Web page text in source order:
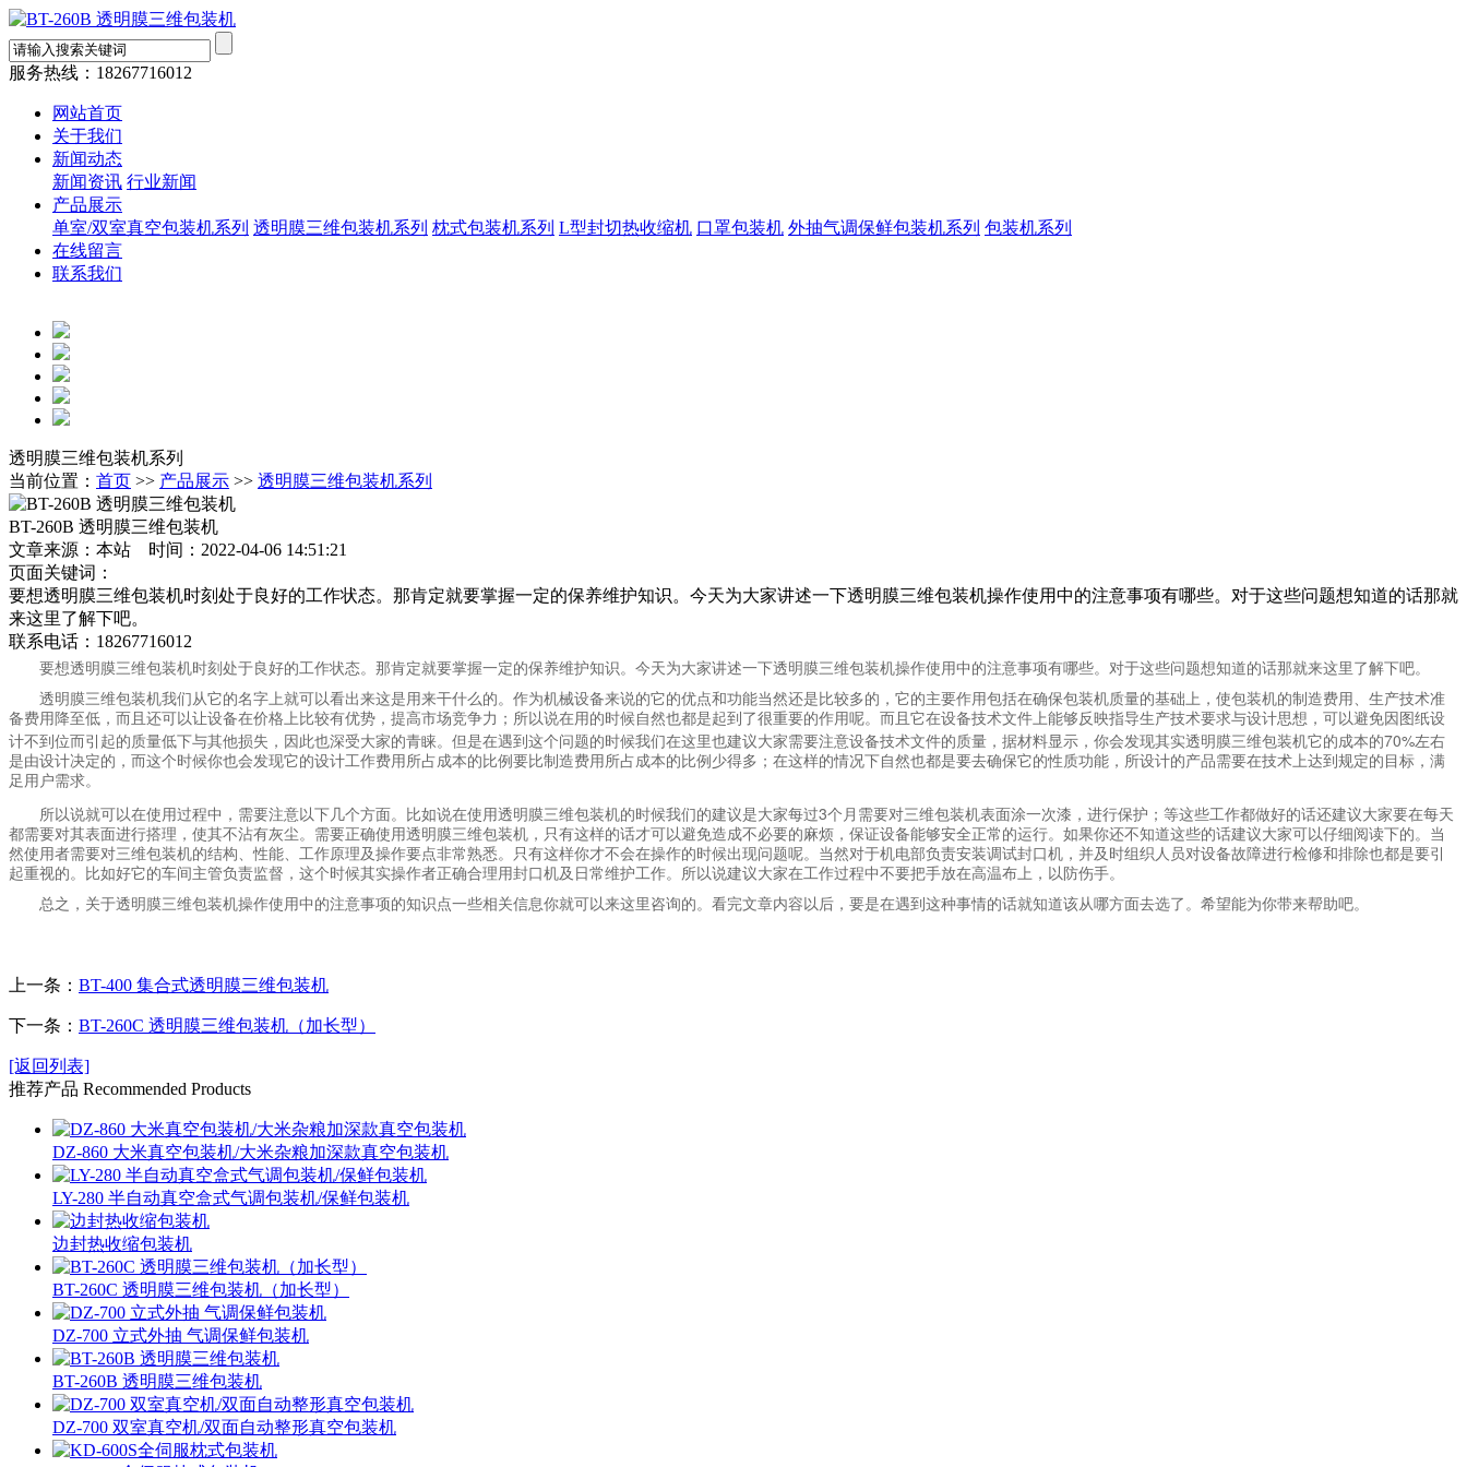
服务热线： 18267716012
网站首页
关于我们
新闻动态
新闻资讯 行业新闻
产品展示
单室/双室真空包装机系列 透明膜三维包装机系列 枕式包装机系列 L型封切热收缩机 口罩包装机 外抽气调保鲜包装机系列 包装机系列
在线留言
联系我们
透明膜三维包装机系列
当前位置： 首页 >> 产品展示 >> 透明膜三维包装机系列
BT-260B 透明膜三维包装机
文章来源：本站 时间：2022-04-06 14:51:21
页面关键词：
要想透明膜三维包装机时刻处于良好的工作状态。那肯定就要掌握一定的保养维护知识。今天为大家讲述一下透明膜三维包装机操作使用中的注意事项有哪些。对于这些问题想知道的话那就
来这里了解下吧。
联系电话： 18267716012
要想透明膜三维包装机时刻处于良好的工作状态。那肯定就要掌握一定的保养维护知识。今天为大家讲述一下透明膜三维包装机操作使用中的注意事项有哪些。对于这些问题想知道的话那就来这里了解下吧。
透明膜三维包装机我们从它的名字上就可以看出来这是用来干什么的。作为机械设备来说的它的优点和功能当然还是比较多的，它的主要作用包括在确保包装机质量的基础上，使包装机的制造费用、生产技术准
备费用降至低，而且还可以让设备在价格上比较有优势，提高市场竞争力；所以说在用的时候自然也都是起到了很重要的作用呢。而且它在设备技术文件上能够反映指导生产技术要求与设计思想，可以避免因图纸设
计不到位而引起的质量低下与其他损失，因此也深受大家的青睐。但是在遇到这个问题的时候我们在这里也建议大家需要注意设备技术文件的质量，据材料显示，你会发现其实透明膜三维包装机它的成本的70%左右
是由设计决定的，而这个时候你也会发现它的设计工作费用所占成本的比例要比制造费用所占成本的比例少得多；在这样的情况下自然也都是要去确保它的性质功能，所设计的产品需要在技术上达到规定的目标，满
足用户需求。
所以说就可以在使用过程中，需要注意以下几个方面。比如说在使用透明膜三维包装机的时候我们的建议是大家每过3个月需要对三维包装机表面涂一次漆，进行保护；等这些工作都做好的话还建议大家要在每天
都需要对其表面进行搭理，使其不沾有灰尘。需要正确使用透明膜三维包装机，只有这样的话才可以避免造成不必要的麻烦，保证设备能够安全正常的运行。如果你还不知道这些的话建议大家可以仔细阅读下的。当
然使用者需要对三维包装机的结构、性能、工作原理及操作要点非常熟悉。只有这样你才不会在操作的时候出现问题呢。当然对于机电部负责安装调试封口机，并及时组织人员对设备故障进行检修和排除也都是要引
起重视的。比如好它的车间主管负责监督，这个时候其实操作者正确合理用封口机及日常维护工作。所以说建议大家在工作过程中不要把手放在高温布上，以防伤手。
总之，关于透明膜三维包装机操作使用中的注意事项的知识点一些相关信息你就可以来这里咨询的。看完文章内容以后，要是在遇到这种事情的话就知道该从哪方面去选了。希望能为你带来帮助吧。
上一条： BT-400 集合式透明膜三维包装机
下一条： BT-260C 透明膜三维包装机（加长型）
[返回列表]
推荐产品 Recommended Products
DZ-860 大米真空包装机/大米杂粮加深款真空包装机
LY-280 半自动真空盒式气调包装机/保鲜包装机
边封热收缩包装机
BT-260C 透明膜三维包装机（加长型）
DZ-700 立式外抽 气调保鲜包装机
BT-260B 透明膜三维包装机
DZ-700 双室真空机/双面自动整形真空包装机